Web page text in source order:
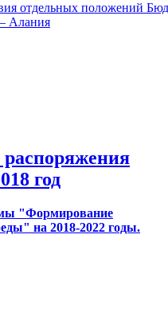
отдельных положений
Алания
год
"Формирование
на 2018-2022 годы.